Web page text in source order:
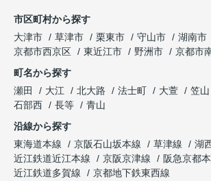
市区町村から探す
大津市
草津市 栗東市 守山市 湖南市
京都市西京区
東近江市 野洲市
京都市
町名から探す
瀬田
大江 北大路 法士町 大萱 笠山
石部西
長等
青山
沿線から探す
東海道本線
京阪石山坂本線 草津線
湖
近江鉄道近江本線
京阪京津線 阪急京都
近江鉄道多賀線
京都地下鉄東西線